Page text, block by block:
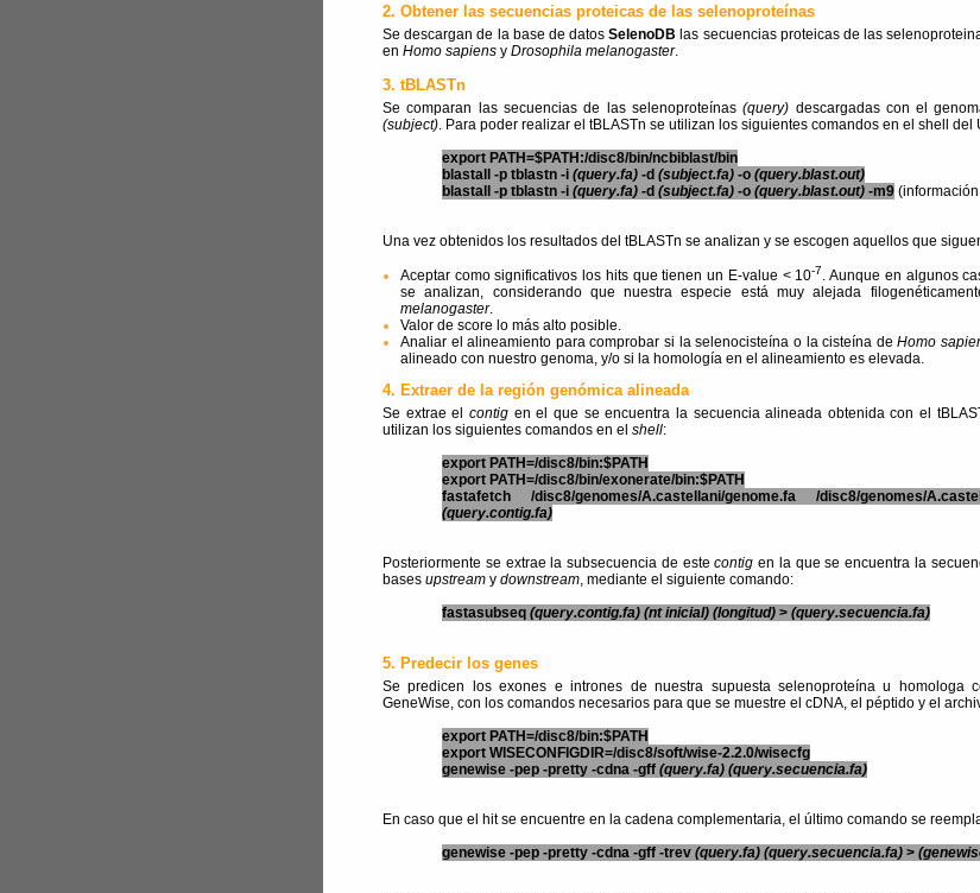
2. Obtener las secuencias proteicas de las selenoproteínas
Se descargan de la base de datosSelenoDB las secuencias proteicas de las
en Homo sapiens y Drosophila melanogaster.
3. tBLASTn
Se comparan las secuencias de las selenoproteínas(query) descargadas con el
(subject). Para poder realizar el tBLASTn se utilizan los siguientes comandos en el shell del
export PATH=$PATH:/disc8/bin/ncbiblast/bin
blastall -p tblastn -i (query.fa) -d (subject.fa) -o (query.blast.out)
blastall -p tblastn -i (query.fa) -d (subject.fa) -o (query.blast.out) -m9
Una vez obtenidos los resultados del tBLASTn se analizan y se escogen aquellos que
Aceptar como significativos los hits que tienen un E-value < 10-7. Aunque en algunos
se analizan, considerando que nuestra especie está muy alejada
melanogaster.
Valor de score lo más alto posible.
Analiar el alineamiento para comprobar si la selenocisteína o la cisteína deHomo
alineado con nuestro genoma, y/o si la homología en el alineamiento es elevada.
4. Extraer de la región genómica alineada
Se extrae el contigen el que se encuentra la secuencia alineada obtenida con el
utilizan los siguientes comandos en el shell:
export PATH=/disc8/bin:$PATH
export PATH=/disc8/bin/exonerate/bin:$PATH
fastafetch /disc8/genomes/A.castellani/genome.fa /disc8/genomes/
(query.contig.fa)
Posteriormente se extrae la subsecuencia de estecontig en la que se encuentra la
bases upstream y downstream, mediante el siguiente comando:
fastasubseq (query.contig.fa) (nt inicial) (longitud) > (query.secuencia.fa)
5. Predecir los genes
Se predicen los exones e intrones de nuestra supuesta selenoproteína u homologa
GeneWise, con los comandos necesarios para que se muestre el cDNA, el péptido y el
export PATH=/disc8/bin:$PATH
export WISECONFIGDIR=/disc8/soft/wise-2.2.0/wisecfg
genewise -pep -pretty -cdna -gff (query.fa) (query.secuencia.fa)
En caso que el hit se encuentre en la cadena complementaria, el último comando se
genewise -pep -pretty -cdna -gff -trev (query.fa) (query.secuencia.fa) >